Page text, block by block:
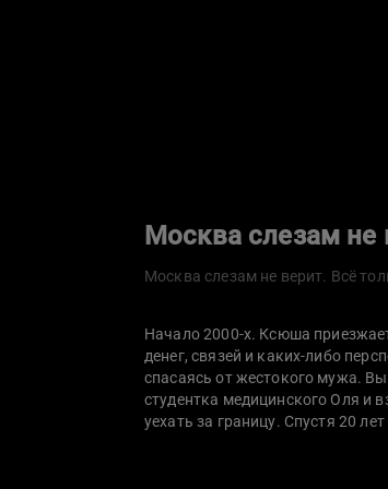
Москва слезам не
Москва слезам не верит. Всё
Начало 2000-х. Ксюша
денег, связей и каких-либо
спасаясь от жестокого мужа.
студентка медицинского Оля
уехать за границу. Спустя 20